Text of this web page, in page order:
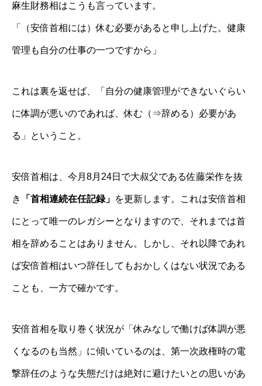
麻生財務相はこうも言っています。
「（安倍首相には）休む必要があると申し上げた。健康
管理も自分の仕事の一つですから」
これは裏を返せば、「自分の健康管理ができないぐらい
に体調が悪いのであれば、休む（⇒辞める）必要があ
る」ということ。
安倍首相は、今月8月24日で大叔父である佐藤栄作を抜
き 「首相連続在任記録」 を更新します。これは安倍首相
にとって唯一のレガシーとなりますので、それまでは首
相を辞めることはありません。しかし、それ以降であれ
ば安倍首相はいつ辞任してもおかしくはない状況である
ことも、一方で確かです。
安倍首相を取り巻く状況が「休みなしで働けば体調が悪
くなるのも当然」に傾いているのは、第一次政権時の電
撃辞任のような失態だけは絶対に避けたいとの思いがあ